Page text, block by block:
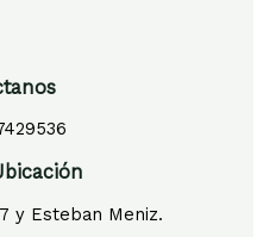
y Esteban Meniz.